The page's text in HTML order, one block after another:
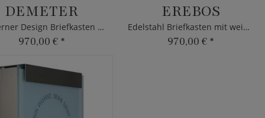
DEMETER
Moderner Design Briefkasten aus Edelstahl & Glas
970,00 € *
EREBOS
Edelstahl Briefkasten mit weißer Glasfront
970,00 € *